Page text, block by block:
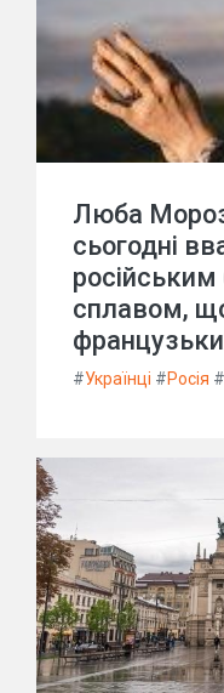
Люба
сьогодні
сплавом,
#Українці #Росія #